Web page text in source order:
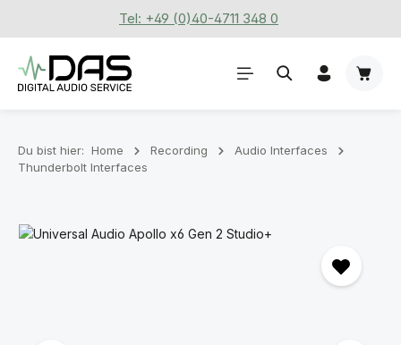
Zum Hauptinhalt springenTel: +49 (0)40-4711 348 0
Du bist hier: Home Recording
Audio Interfaces
Thunderbolt Interfaces
Bildergalerie überspringen